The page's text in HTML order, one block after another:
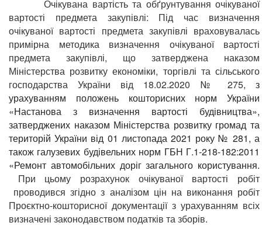
Очікувана вартість та обґрунтування очікуваної
вартості предмета закупівлі: Під час визначення
очікуваної вартості предмета закупівлі враховувалась
примірна методика визначення очікуваної вартості
предмета закупівлі, що затверджена наказом
Міністерства розвитку економіки, торгівлі та сільського
господарства України від 18.02.2020 № 275, з
урахуванням положень кошторисних норм України
«Настанова з визначення вартості будівництва»,
затверджених наказом Міністерства розвитку громад та
територій України від 01 листопада 2021 року № 281, а
також галузевих будівельних норм ГБН Г.1-218-182:2011
«Ремонт автомобільних доріг загального користування.
При цьому розрахунок очікуваної вартості робіт
проводився згідно з аналізом цін на виконання робіт
Проєктно-кошторисної документації з урахуванням всіх
визначені законодавством податків та зборів.